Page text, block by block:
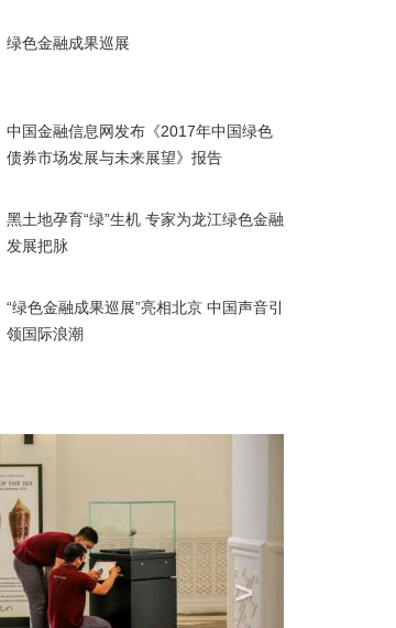
绿色金融成果巡展
中国金融信息网发布《2017年中国绿色
债券市场发展与未来展望》报告
黑土地孕育“绿”生机 专家为龙江绿色金融
发展把脉
“绿色金融成果巡展”亮相北京 中国声音引
领国际浪潮
>